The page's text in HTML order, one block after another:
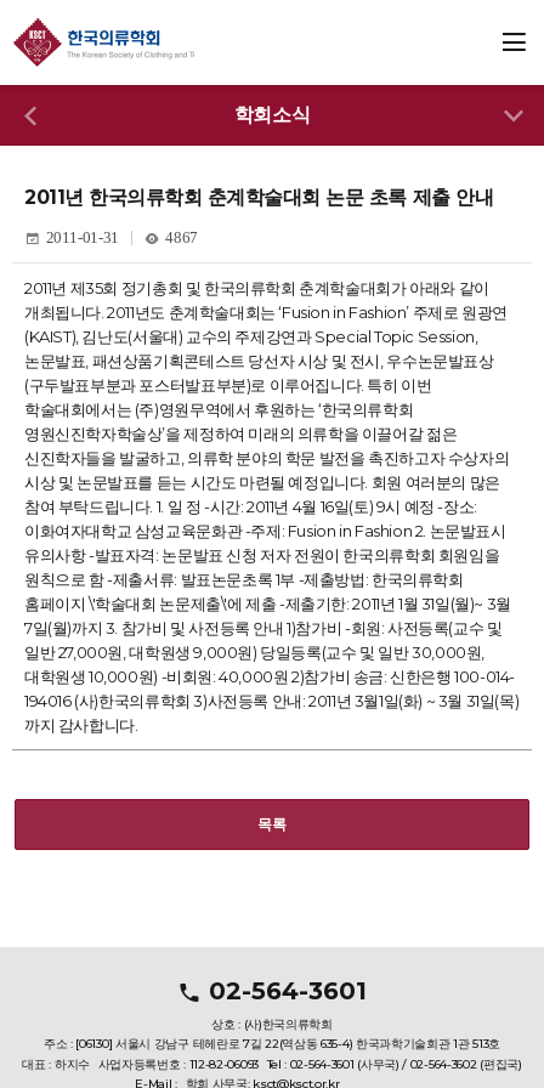
학회소식
2011년 한국의류학회 춘계학술대회 논문 초록 제출 안내
2011-01-31 4867
2011년 제35회 정기총회 및 한국의류학회 춘계학술대회가 아래와 같이
개최됩니다. 2011년도 춘계학술대회는 ‘Fusion in Fashion’ 주제로 원광연
(KAIST), 김난도(서울대) 교수의 주제강연과 Special Topic Session,
논문발표, 패션상품기획콘테스트 당선자 시상 및 전시, 우수논문발표상
(구두발표부분과 포스터발표부분)로 이루어집니다. 특히 이번
학술대회에서는 (주)영원무역에서 후원하는 ‘한국의류학회
영원신진학자학술상’을 제정하여 미래의 의류학을 이끌어갈 젊은
신진학자들을 발굴하고, 의류학 분야의 학문 발전을 촉진하고자 수상자의
시상 및 논문발표를 듣는 시간도 마련될 예정입니다. 회원 여러분의 많은
참여 부탁드립니다. 1. 일 정 -시간: 2011년 4월 16일(토) 9시 예정 -장소:
이화여자대학교 삼성교육문화관 -주제: Fusion in Fashion 2. 논문발표시
유의사항 -발표자격: 논문발표 신청 저자 전원이 한국의류학회 회원임을
원칙으로 함 -제출서류: 발표논문초록 1부 -제출방법: 한국의류학회
홈페이지 \'학술대회 논문제출\'에 제출 -제출기한: 2011년 1월 31일(월)~ 3월
7일(월)까지 3. 참가비 및 사전등록 안내 1)참가비 -회원: 사전등록(교수 및
일반 27,000원, 대학원생 9,000원) 당일등록(교수 및 일반 30,000원,
대학원생 10,000원) -비회원: 40,000원 2)참가비 송금: 신한은행 100-014-
194016 (사)한국의류학회 3)사전등록 안내: 2011년 3월1일(화) ~ 3월 31일(목)
까지 감사합니다.
목록
02-564-3601
상호 : (사)한국의류학회
주소 : [06130] 서울시 강남구 테헤란로 7길 22(역삼동 635-4) 한국과학기술회관 1관 513호
대표 : 하지수 사업자등록번호 : 112-82-06093 Tel : 02-564-3601 (사무국) / 02-564-3602 (편집국)
E-Mail : 학회 사무국: ksct@ksct.or.kr